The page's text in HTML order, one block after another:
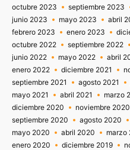
octubre 2023
septiembre 2023
junio 2023
mayo 2023 abril
febrero 2023
enero 2023
octubre 2022
septiembre 2022
junio 2022
mayo 2022 abril
enero 2022
diciembre 2021
septiembre 2021
agosto 2021
mayo 2021
abril 2021 marzo
diciembre 2020
noviembre 2020
septiembre 2020
agosto 2020
mayo 2020
abril 2020 marzo
enero 2020
diciembre 2019